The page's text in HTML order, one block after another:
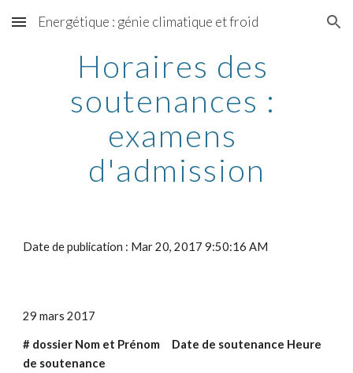
Skip to main content Skip to navigation
Energétique : génie climatique et froid
Horaires des
soutenances :
examens
d'admission
Date de publication : Mar 20, 2017 9:50:16 AM
29 mars 2017
# dossier Nom et Prénom     Date de soutenance Heure
de soutenance